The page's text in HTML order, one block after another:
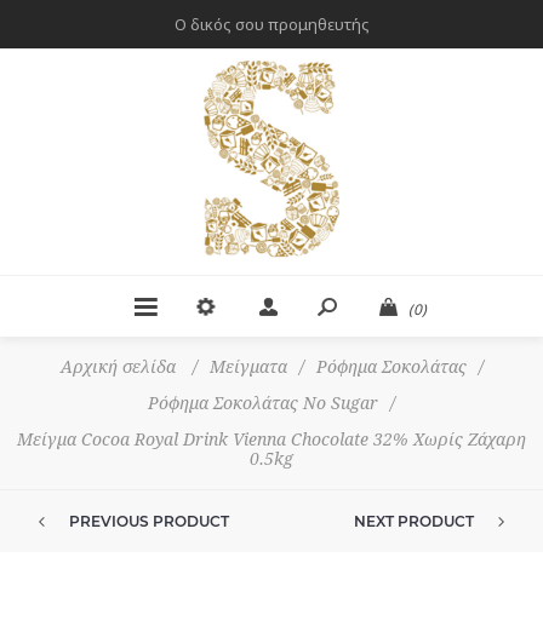
Ο δικός σου προμηθευτής
(0)
Αρχική σελίδα / Μείγματα / Ρόφημα Σοκολάτας
/
Ρόφημα Σοκολάτας No Sugar
/
Μείγμα Cocoa Royal Drink Vienna Chocolate 32% Χωρίς Ζάχαρη
0.5kg
PREVIOUS PRODUCT NEXT PRODUCT